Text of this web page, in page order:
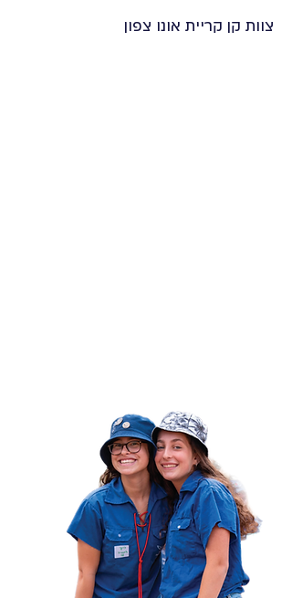
צוות קן קריית אונו צפון